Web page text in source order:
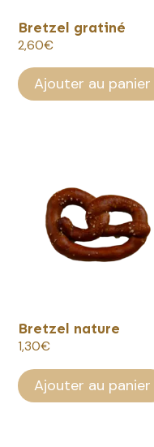
Bretzel gratiné
2,60€
Ajouter au panier
Bretzel nature
1,30€
Ajouter au panier